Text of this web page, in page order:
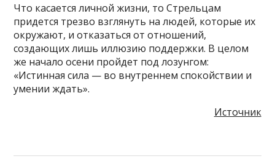
Что касается личной жизни, то Стрельцам
придется трезво взглянуть на людей, которые их
окружают, и отказаться от отношений,
создающих лишь иллюзию поддержки. В целом
же начало осени пройдет под лозунгом:
«Истинная сила — во внутреннем спокойствии и
умении ждать».
Источник